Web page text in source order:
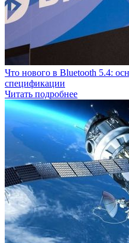
Что нового в Bluetooth 5.4:
спецификации
Читать подробнее